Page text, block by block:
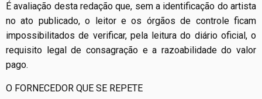
É avaliação desta redação que, sem a identificação do artista
no ato publicado, o leitor e os órgãos de controle ficam
impossibilitados de verificar, pela leitura do diário oficial, o
requisito legal de consagração e a razoabilidade do valor
pago.
O FORNECEDOR QUE SE REPETE